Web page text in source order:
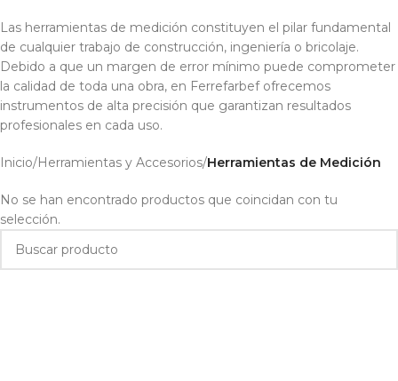
Las herramientas de medición constituyen el pilar fundamental
de cualquier trabajo de construcción, ingeniería o bricolaje.
Debido a que un margen de error mínimo puede comprometer
la calidad de toda una obra, en Ferrefarbef ofrecemos
instrumentos de alta precisión que garantizan resultados
profesionales en cada uso.
Inicio/Herramientas y Accesorios/Herramientas de Medición
No se han encontrado productos que coincidan con tu
selección.